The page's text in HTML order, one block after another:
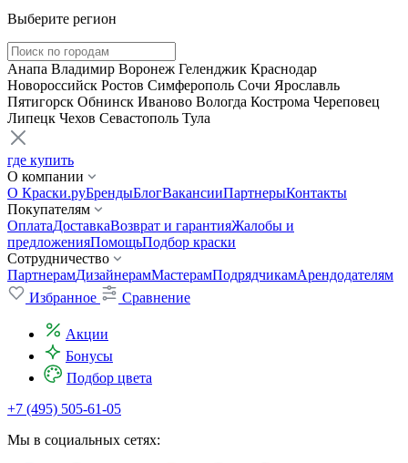
Выберите регион
Анапа Владимир Воронеж Геленджик Краснодар
Новороссийск Ростов Симферополь Сочи Ярославль
Пятигорск Обнинск Иваново Вологда Кострома Череповец
Липецк Чехов Севастополь Тула
где купить
О компании
О Краски.руБрендыБлогВакансииПартнерыКонтакты
Покупателям
ОплатаДоставкаВозврат и гарантияЖалобы и
предложенияПомощьПодбор краски
Сотрудничество
ПартнерамДизайнерамМастерамПодрядчикамАрендодателям
Избранное
Сравнение
Акции
Бонусы
Подбор цвета
+7 (495) 505-61-05
Мы в социальных сетях: